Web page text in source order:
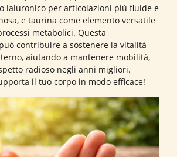
ialuronico per articolazioni più fluide e
e taurina come elemento versatile
metabolici. Questa
contribuire a sostenere la vitalità
aiutando a mantenere mobilità,
radioso negli anni migliori.
il tuo corpo in modo efficace!